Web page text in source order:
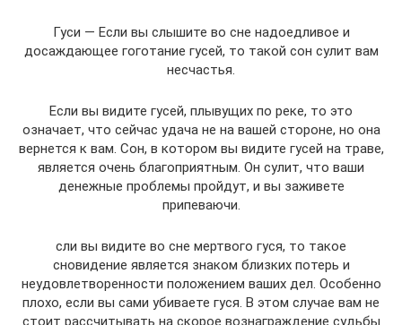
Гуси — Если вы слышите во сне надоедливое и
досаждающее гоготание гусей, то такой сон сулит вам
несчастья.
Если вы видите гусей, плывущих по реке, то это
означает, что сейчас удача не на вашей стороне, но она
вернется к вам. Сон, в котором вы видите гусей на траве,
является очень благоприятным. Он сулит, что ваши
денежные проблемы пройдут, и вы заживете
припеваючи.
сли вы видите во сне мертвого гуся, то такое
сновидение является знаком близких потерь и
неудовлетворенности положением ваших дел. Особенно
плохо, если вы сами убиваете гуся. В этом случае вам не
стоит рассчитывать на скорое вознаграждение судьбы